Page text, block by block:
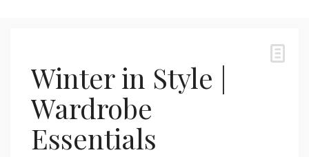
Winter in Style |
Wardrobe
Essentials